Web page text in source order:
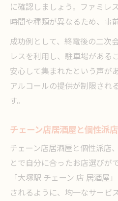
に確認しましょう。ファミレ
時間や種類が異なるため、事
成功例として、終電後の二次
レスを利用し、駐車場がある
安心して集まれたという声が
アルコールの提供が制限され
す。
チェーン店居酒屋と個性派
チェーン店居酒屋と個性派店
とで自分に合ったお店選びが
「大塚駅 チェーン 店 居酒屋
されるように、均一なサービ